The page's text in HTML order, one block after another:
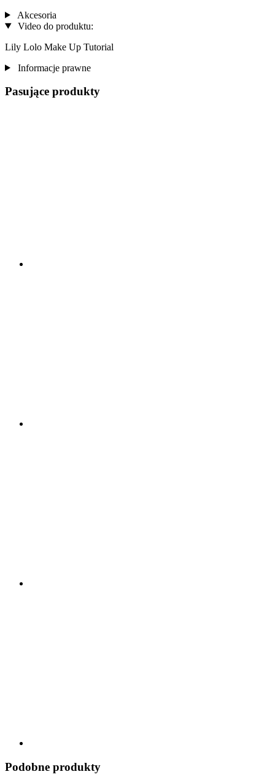
Akcesoria
Video do produktu:
Lily Lolo Make Up Tutorial
Informacje prawne
Pasujące produkty
Podobne produkty